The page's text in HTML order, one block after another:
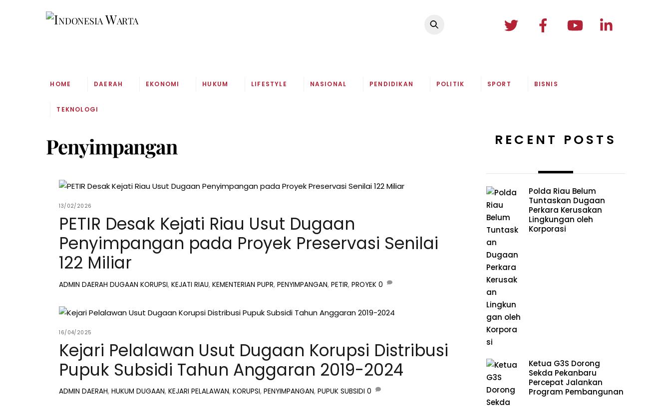
HOME DAERAH EKONOMI HUKUM LIFESTYLE NASIONAL PENDIDIKAN POLITIK SPORT BISNIS
TEKNOLOGI
Penyimpangan
13/02/2026
PETIR Desak Kejati Riau Usut Dugaan
Penyimpangan pada Proyek Preservasi Senilai
122 Miliar
ADMIN DAERAH DUGAAN KORUPSI,KEJATI RIAU,KEMENTERIAN PUPR,PENYIMPANGAN,PETIR,PROYEK 0
16/04/2025
Kejari Pelalawan Usut Dugaan Korupsi Distribusi
Pupuk Subsidi Tahun Anggaran 2019-2024
ADMIN DAERAH,HUKUM DUGAAN,KEJARI PELALAWAN,KORUPSI,PENYIMPANGAN,PUPUK SUBSIDI 0
RECENT POSTS
Polda Riau Belum
Tuntaskan Dugaan
Perkara Kerusakan
Lingkungan oleh
Korporasi
Ketua G3S Dorong
Sekda Pekanbaru
Percepat Jalankan
Program Pembangunan